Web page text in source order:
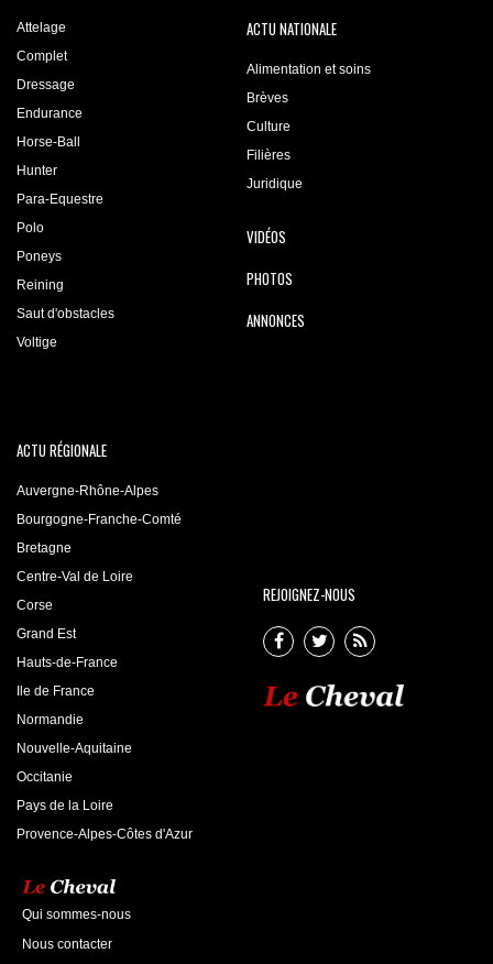
Attelage
Complet
Dressage
Endurance
Horse-Ball
Hunter
Para-Equestre
Polo
Poneys
Reining
Saut d'obstacles
Voltige
ACTU NATIONALE
Alimentation et soins
Brèves
Culture
Filières
Juridique
VIDÉOS
PHOTOS
ANNONCES
ACTU RÉGIONALE
Auvergne-Rhône-Alpes
Bourgogne-Franche-Comté
Bretagne
Centre-Val de Loire
Corse
Grand Est
Hauts-de-France
Ile de France
Normandie
Nouvelle-Aquitaine
Occitanie
Pays de la Loire
Provence-Alpes-Côtes d'Azur
REJOIGNEZ-NOUS
Qui sommes-nous
Nous contacter